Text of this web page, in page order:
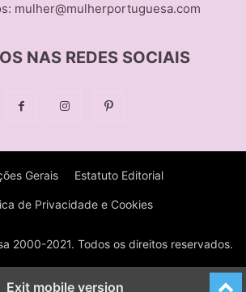
mulher@mulherportuguesa.com
NAS REDES SOCIAIS
Gerais Estatuto Editorial
de Privacidade e Cookies
2000-2021. Todos os direitos reservados.
Exit mobile version